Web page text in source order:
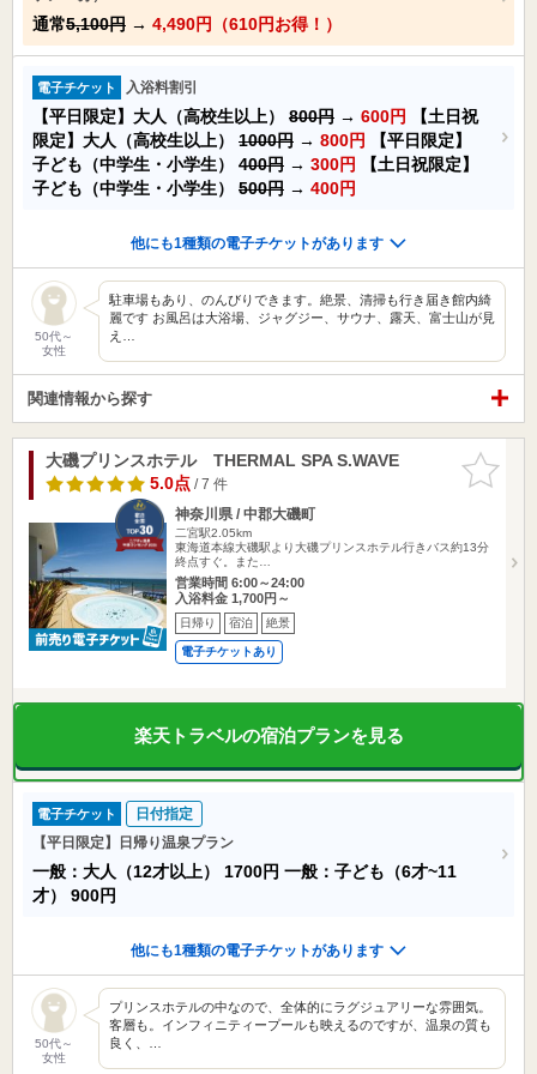
通常5,100円 → 4,490円（610円お得！）
電子チケット 入浴料割引
【平日限定】大人（高校生以上） 800円 → 600円
【土日祝
限定】大人（高校生以上） 1000円 → 800円
【平日限定】
子ども（中学生・小学生） 400円 → 300円
【土日祝限定】
子ども（中学生・小学生） 500円 → 400円
他にも1種類の電子チケットがあります
50代～
女性
駐車場もあり、のんびりできます。絶景、清掃も行き届き館内綺
麗です お風呂は大浴場、ジャグジー、サウナ、露天、富士山が見
え…
関連情報から探す
お気に入
りに追加
大磯プリンスホテル THERMAL SPA S.WAVE
5.0点/ 7 件
神奈川県 / 中郡大磯町
二宮駅2.05km
東海道本線大磯駅より大磯プリンスホテル行きバス約13分
終点すぐ。また…
営業時間 6:00～24:00
入浴料金 1,700円～
日帰り 宿泊 絶景
電子チケットあり
楽天トラベルの宿泊プランを見る
電子チケット
日付指定
【平日限定】日帰り温泉プラン
一般：大人（12才以上） 1700円 一般：子ども（6才~11
才） 900円
他にも1種類の電子チケットがあります
50代～
女性
プリンスホテルの中なので、全体的にラグジュアリーな雰囲気。
客層も。インフィニティープールも映えるのですが、温泉の質も
良く、…